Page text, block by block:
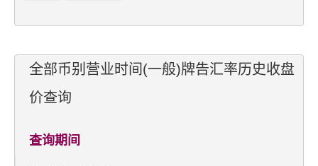
全部币别营业时间(一般)牌告汇率历史收盘
价查询
查询期间